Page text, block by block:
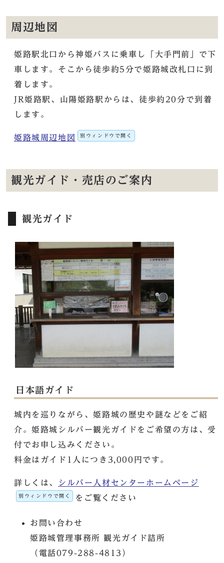
周辺地図
姫路駅北口から神姫バスに乗車し「大手門前」で下
車します。そこから徒歩約5分で姫路城改札口に到
着します。
JR姫路駅、山陽姫路駅からは、徒歩約20分で到着
します。
姫路城周辺地図 別ウィンドウで開く
観光ガイド・売店のご案内
観光ガイド
日本語ガイド
城内を巡りながら、姫路城の歴史や謎などをご紹
介。姫路城シルバー観光ガイドをご希望の方は、受
付でお申し込みください。
料金はガイド1人につき3,000円です。
詳しくは、 シルバー人材センターホームページ
別ウィンドウで開く をご覧ください
お問い合わせ
姫路城管理事務所 観光ガイド詰所
（電話079-288-4813）